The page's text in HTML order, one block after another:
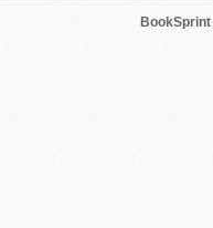
BookSprint